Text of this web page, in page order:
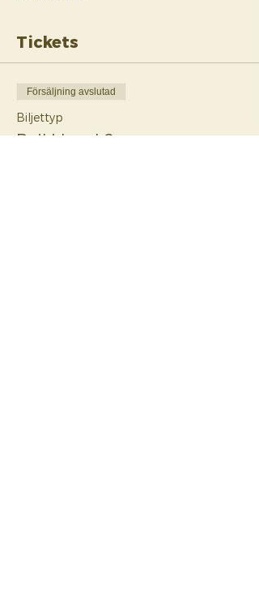
Tickets
Försäljning avslutad
Biljettyp
Reiki Level 2